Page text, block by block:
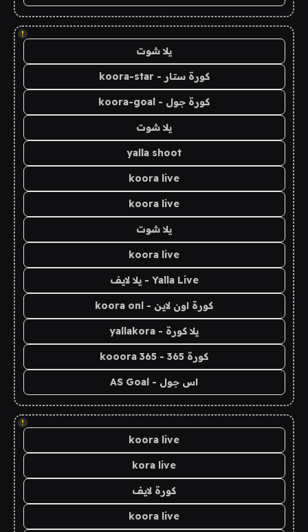
!
يلا شوت
كورة ستار - koora-star
كورة جول - koora-goal
يلا شوت
yalla shoot
koora live
koora live
يلا شوت
koora live
Yalla Live - يلا لايف
كورة اون لاين - koora onl
يلا كورة - yallakora
كورة 365 - kooora 365
اس جول - AS Goal
!
koora live
kora live
كورة لايف
koora live